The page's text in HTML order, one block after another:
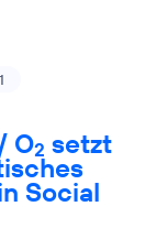
O2 setzt
Social